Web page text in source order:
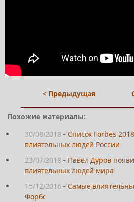
< Предыдущая
Похожие материалы:
30/08/2018 - Список Forbes
влиятельных людей России
23/07/2018 - Павел Дуров
влиятельных людей мира
15/12/2016 - Самые
Форбс